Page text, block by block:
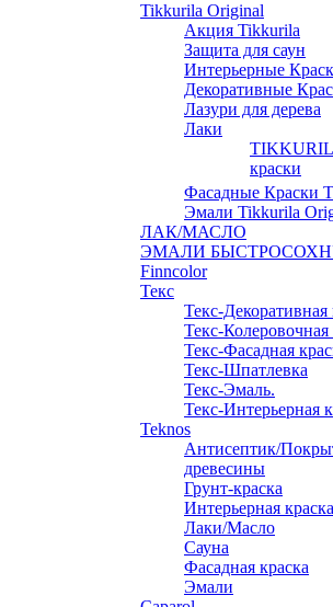
Tikkurila Original
Акция Tikkurila
Защита для саун
Интерьерные
Декоративные
Лазури для дерева
Лаки
краски
Фасадные Краски
Эмали Tikkurila
ЛАК/МАСЛО
ЭМАЛИ
Finncolor
Текс
Текс-Декоративная
Текс-Колеровочная
Текс-Фасадная
Текс-Шпатлевка
Текс-Эмаль.
Текс-Интерьерная
Teknos
Антисептик/
древесины
Грунт-краска
Интерьерная краска
Лаки/Масло
Сауна
Фасадная краска
Эмали